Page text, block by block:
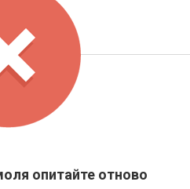
опитайте отново